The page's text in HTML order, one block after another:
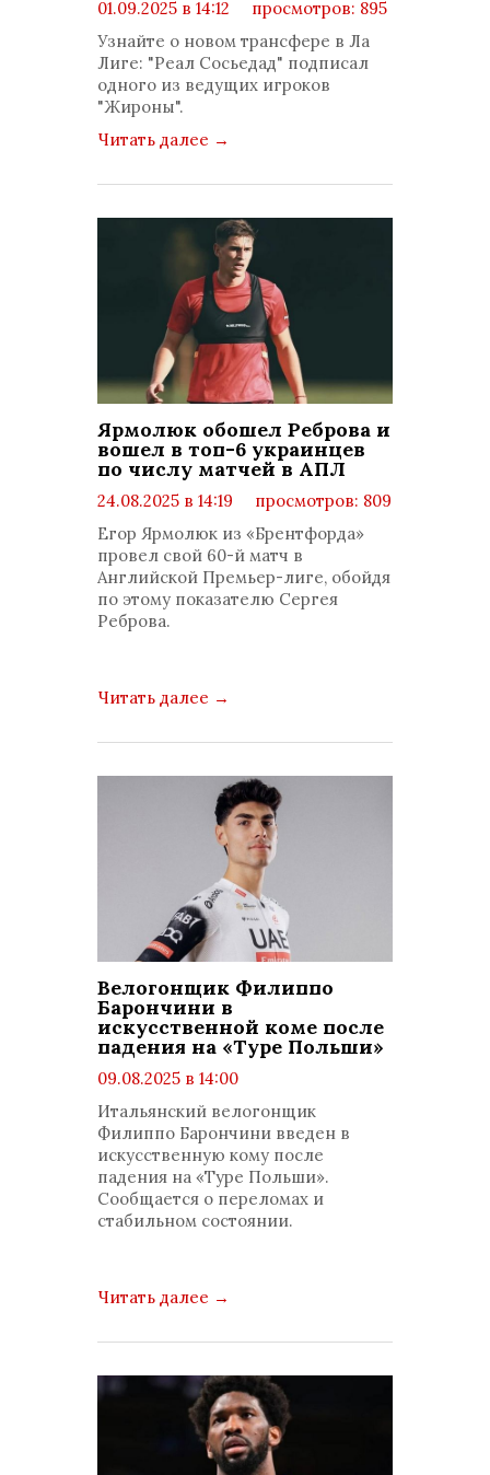
01.09.2025 в 14:12
просмотров: 895
комментариев: 0
Узнайте о новом трансфере в Ла
Лиге: "Реал Сосьедад" подписал
одного из ведущих игроков
"Жироны".
Читать далее →
Ярмолюк обошел Реброва и
вошел в топ-6 украинцев
по числу матчей в АПЛ
24.08.2025 в 14:19
просмотров: 809
комментариев: 0
Егор Ярмолюк из «Брентфорда»
провел свой 60-й матч в
Английской Премьер-лиге, обойдя
по этому показателю Сергея
Реброва.
Читать далее →
Велогонщик Филиппо
Барончини в
искусственной коме после
падения на «Туре Польши»
09.08.2025 в 14:00
просмотров: 765
комментариев: 0
Итальянский велогонщик
Филиппо Барончини введен в
искусственную кому после
падения на «Туре Польши».
Сообщается о переломах и
стабильном состоянии.
Читать далее →